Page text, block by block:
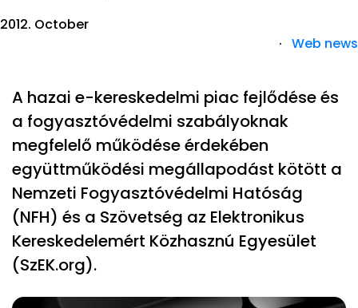
2012. October
· Web news
A hazai e-kereskedelmi piac fejlődése és
a fogyasztóvédelmi szabályoknak
megfelelő működése érdekében
együttműködési megállapodást kötött a
Nemzeti Fogyasztóvédelmi Hatóság
(NFH) és a Szövetség az Elektronikus
Kereskedelemért Közhasznú Egyesület
(SzEK.org).